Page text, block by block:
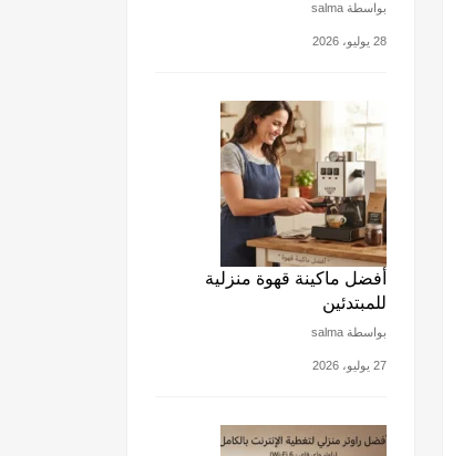
بواسطة salma
28 يوليو، 2026
أفضل ماكينة قهوة منزلية
للمبتدئين
بواسطة salma
27 يوليو، 2026